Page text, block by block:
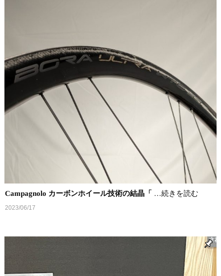
Campagnolo カーボンホイール技術の結晶「 …続きを読む
2023/06/17